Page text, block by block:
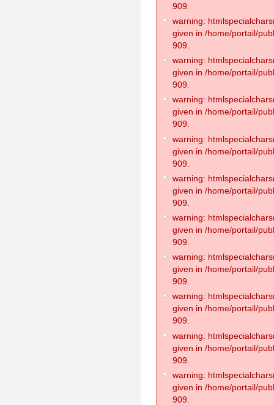
909.
warning:
given in /home/portail/
909.
warning:
given in /home/portail/
909.
warning:
given in /home/portail/
909.
warning:
given in /home/portail/
909.
warning:
given in /home/portail/
909.
warning:
given in /home/portail/
909.
warning:
given in /home/portail/
909.
warning:
given in /home/portail/
909.
warning:
given in /home/portail/
909.
warning:
given in /home/portail/
909.